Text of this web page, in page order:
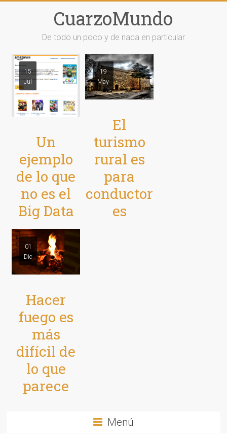
CuarzoMundo
De todo un poco y de nada en particular
15
Jul
Un
ejemplo
de lo que
no es el
Big Data
19
May
El
turismo
rural es
para
conductor
es
01
Dic
Hacer
fuego es
más
difícil de
lo que
parece
Menú